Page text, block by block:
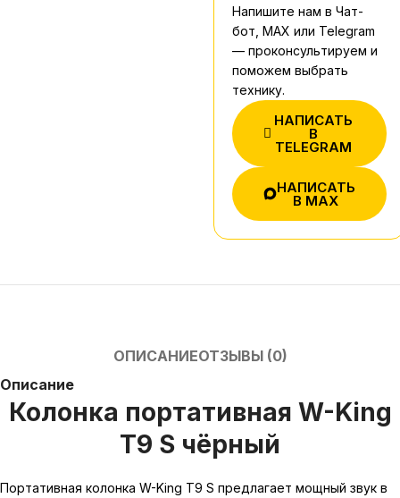
Напишите нам в Чат-
бот, MAX или Telegram
— проконсультируем и
поможем выбрать
технику.
НАПИСАТЬ
В
TELEGRAM
НАПИСАТЬ
В MAX
ОПИСАНИЕОТЗЫВЫ (0)
Описание
Колонка портативная W-King
T9 S чёрный
Портативная колонка W-King T9 S предлагает мощный звук в